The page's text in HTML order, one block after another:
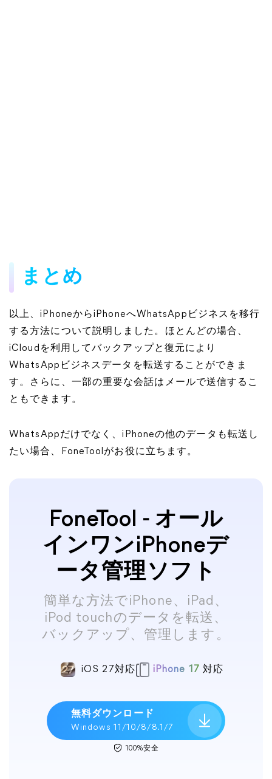
まとめ
以上、iPhoneからiPhoneへWhatsAppビジネスを移行
する方法について説明しました。ほとんどの場合、
iCloudを利用してバックアップと復元により
WhatsAppビジネスデータを転送することができま
す。さらに、一部の重要な会話はメールで送信するこ
ともできます。
WhatsAppだけでなく、iPhoneの他のデータも転送し
たい場合、FoneToolがお役に立ちます。
FoneTool - オール
インワンiPhoneデ
ータ管理ソフト
簡単な方法でiPhone、iPad、
iPod touchのデータを転送、
バックアップ、管理します。
iOS 27対応 iPhone 17 対応
無料ダウンロード
Windows 11/10/8/8.1/7
100%安全